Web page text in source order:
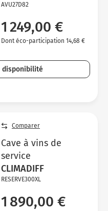
AVU27D82
1 249,00 €
Dont éco-participation 14,68 €
disponibilité
Comparer
Cave à vins de
service
CLIMADIFF
RESERVE300XL
1 890,00 €